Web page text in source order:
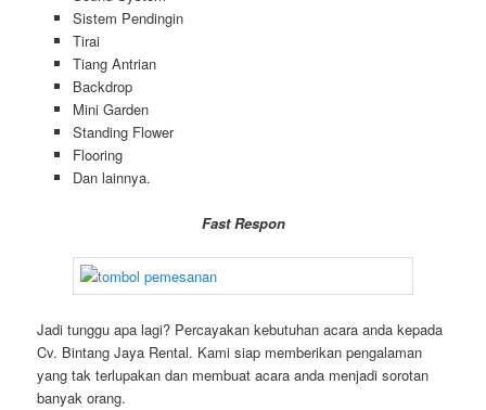
Sistem Pendingin
Tirai
Tiang Antrian
Backdrop
Mini Garden
Standing Flower
Flooring
Dan lainnya.
Fast Respon
Jadi tunggu apa lagi? Percayakan kebutuhan acara anda kepada
Cv. Bintang Jaya Rental. Kami siap memberikan pengalaman
yang tak terlupakan dan membuat acara anda menjadi sorotan
banyak orang.